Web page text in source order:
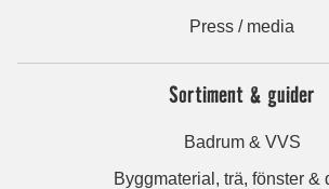
Press / media
Sortiment & guider
Badrum & VVS
Byggmaterial, trä, fönster &